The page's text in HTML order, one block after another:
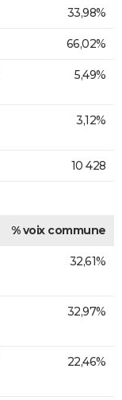
33,98%
66,02%
5,49%
3,12%
10 428
% voix commune
32,61%
32,97%
22,46%